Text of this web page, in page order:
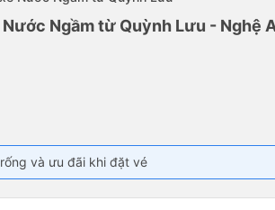
Ngầm từ Quỳnh Lưu - Nghệ
và ưu đãi khi đặt vé